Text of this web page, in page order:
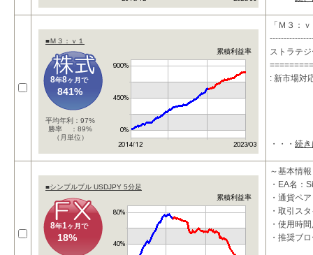
■Ｍ３：ｖ１
累積利益率
8年8ヶ月で
841%
平均年利：97%
勝率 ：89%
（月単位）
「Ｍ３：
ストラテ
: 新市場対
・・・ 続
■シンプルプル USDJPY 5分足
累積利益率
8年1ヶ月で
18%
～基本情
・EA名：
・通貨ペ
・取引ス
・使用時
・推奨ブ